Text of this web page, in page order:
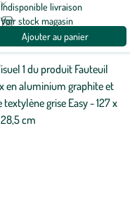
Indisponible livraison
Voir stock magasin
Ajouter au panier